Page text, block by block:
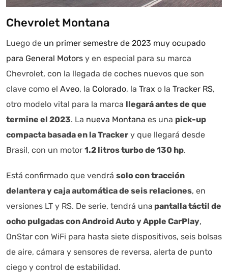
Chevrolet Montana
Luego de un primer semestre de 2023 muy ocupado
para General Motors y en especial para su marca
Chevrolet, con la llegada de coches nuevos que son
clave como el Aveo, la Colorado, la Trax o la Tracker RS,
otro modelo vital para la marca llegará antes de que
termine el 2023. La nueva Montana es una pick-up
compacta basada en la Tracker y que llegará desde
Brasil, con un motor 1.2 litros turbo de 130 hp.
Está confirmado que vendrá solo con tracción
delantera y caja automática de seis relaciones, en
versiones LT y RS. De serie, tendrá una pantalla táctil de
ocho pulgadas con Android Auto y Apple CarPlay,
OnStar con WiFi para hasta siete dispositivos, seis bolsas
de aire, cámara y sensores de reversa, alerta de punto
ciego y control de estabilidad.
Autoanalítica IA Agente Inteligente
Estoy aquí para encontrar lo que necesitas. ¿Qué estás
buscando? "Este asistente con IA (OpenAI) ofrece
información referencial que puede contener errores.
diariamente su exactitud."